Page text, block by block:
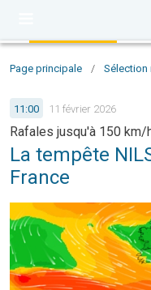
Page principale / Sélection
11:00 11 février 2026
Rafales jusqu'à 150 km/
La tempête
France